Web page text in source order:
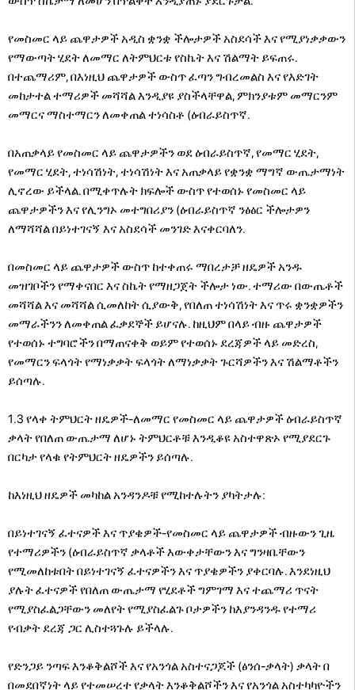
የመስመር ላይ ጨዋታዎች አዲስ ቋንቋ ችሎታዎች አስደሳች እና የሚያነቃቃውን
የማውጣት ሂደት ለመማር ለትምህርቱ የስኬት እና ሽልማት ይፍጠሩ.
በተጨማሪም, በእነዚህ ጨዋታዎች ውስጥ ፈጣን ግብረመልስ እና የእድገት
መከታተል ተማሪዎች መሻሻል እንዲያዩ ያስችላቸዋል, ምክንያቱም መማርንም
መማርና ማስተማርን ለመቀጠል ተነሳስቶ (ዕብራይስጥኛ.
በአጠቃላይ የመስመር ላይ ጨዋታዎችን ወደ ዕብራይስጥኛ, የመማር ሂደት,
የመማር ሂደት, ተነሳሽነት, ተነሳሽነት እና አጠቃላይ የቋንቋ ማግኛ ውጤታማነት
ሊኖረው ይችላል. በሚቀጥሉት ክፍሎች ውስጥ የተወሰኑ የመስመር ላይ
ጨዋታዎችን እና የሊንግኦ መተግበሪያን (ዕብራይስጥኛ ንፅፅር ችሎታዎን
ለማሻሻል በይነተገናኝ እና አስደሳች መንገድ እናቀርባለን.
በመስመር ላይ ጨዋታዎች ውስጥ ከተቀጠሩ ማበረታቻ ዘዴዎች አንዱ
መዝገቦችን የማቀናበር እና ስኬት የማዘጋጀት ችሎታ ነው. ተማሪው በውጤቶች
መሻሻል እና መሻሻል ሲመለከት ሲያውቅ, የበለጠ ተነሳሽነት እና ጥሩ ቋንቋዎችን
መማራችንን ለመቀጠል ፈቃደኞች ይሆናሉ. ከዚህም በላይ ብዙ ጨዋታዎች
የተወሰኑ ተግባሮችን በማጠናቀቅ ወይም የተወሰኑ ደረጃዎች ላይ መድረስ,
የመማርን ፍላጎት የማነቃቃት ፍላጎት ለማነቃቃት ጉርሻዎችን እና ሽልማቶችን
ይሰጣሉ.
1.3 የላቀ ትምህርት ዘዴዎች-ለመማር የመስመር ላይ ጨዋታዎች ዕብራይስጥኛ
ቃላት የበለጠ ውጤታማ ለሆኑ ትምህርቶቹ እንዲቆዩ አስተዋጽኦ የሚያደርጉ
በርካታ የላቁ የትምህርት ዘዴዎችን ይሰጣሉ.
ከእነዚህ ዘዴዎች መካከል አንዳንዶቹ የሚከተሉትን ያካትታሉ:
በይነተገናኝ ፈተናዎች እና ጥያቄዎች-የመስመር ላይ ጨዋታዎች ብዙውን ጊዜ
የተማሪዎችን (ዕብራይስጥኛ ቃላቶች እውቀታቸውን እና ግንዛቤቸውን
የሚመለከቱበት በይነተገናኝ ፈተናዎችን እና ጥያቄዎችን ያቀርባሉ. እንደነዚህ
ያሉት ፈተናዎች የበለጠ ውጤታማ የሂደቶች ግምገማ እና ተጨማሪ ጥናት
የሚያስፈልጋቸውን መለየት የሚያስፈልጉ ቦታዎችን ከእያንዳንዱ የተማሪ
የብቃት ደረጃ ጋር ሊስተጓጉሉ ይችላሉ.
የድንጋይ ንጣፍ እንቆቅልሾች እና የአንጎል አስተናጋጆች (ፅንሰ-ቃላት) ቃላት በ
በመደበኛነት ላይ የተመሠረተ የቃላት እንቆቅልሾችን እና የአንጎል አስተካካዮችን